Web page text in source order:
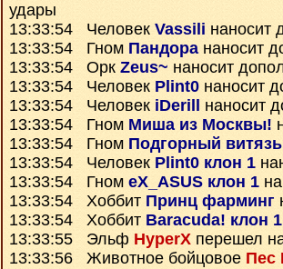
удары
13:33:54 Человек Vassili наносит
13:33:54 Гном Пандорананосит
13:33:54 Орк Zeus~ наносит
13:33:54 Человек Plint0 наносит
13:33:54 Человек iDerill
наносит
13:33:54 Гном Миша из Москвы!
13:33:54 Гном Подгорный витязь
13:33:54 Человек Plint0 клон 1
13:33:54 Гном eX_ASUS клон 1
13:33:54 Хоббит Принц фарминг
13:33:54 Хоббит Baracuda! клон 1
13:33:55 Эльф HyperX перешел
13:33:56 Животное бойцовое Пес